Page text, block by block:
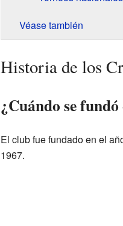
Véase también
Historia de los
¿Cuándo se
El club fue fundado en el
1967.